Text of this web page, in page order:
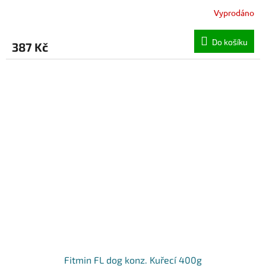
Vyprodáno
387 Kč Do košíku
Fitmin FL dog konz. Kuřecí 400g